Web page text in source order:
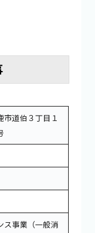
市道伯３丁目１
ス事業（一般消